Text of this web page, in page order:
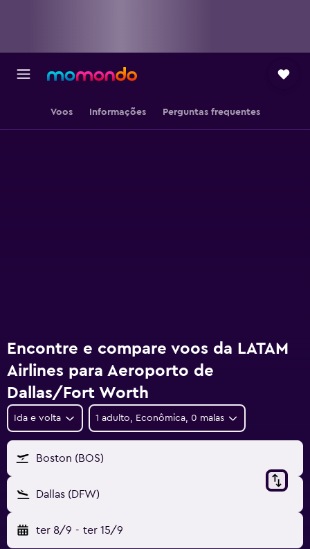
Voos Informações Perguntas frequentes
Encontre e compare voos da LATAM
Airlines para Aeroporto de
Dallas/Fort Worth
Ida e volta 1 adulto, Econômica, 0 malas
Boston (BOS)
Dallas (DFW)
ter 8/9 - ter 15/9